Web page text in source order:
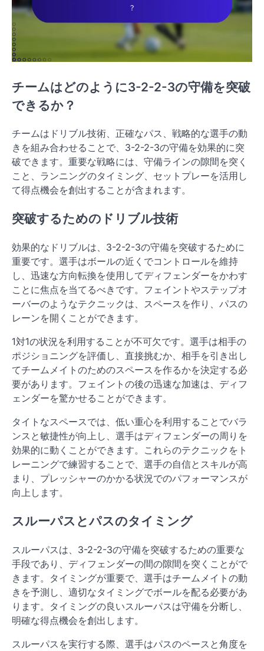
チームはどのように3-2-2-3の守備を突破
できるか？
チームはドリブル技術、正確なパス、戦略的な選手の動
きを組み合わせることで、3-2-2-3の守備を効果的に突
破できます。重要な戦略には、守備ラインの隙間を突く
こと、ランニングのタイミング、セットプレーを活用し
て得点機会を創出することが含まれます。
突破するためのドリブル技術
効果的なドリブルは、3-2-2-3の守備を突破するために
重要です。選手はボールの近くでコントロールを維持
し、迅速な方向転換を使用してディフェンダーをかわす
ことに焦点を当てるべきです。フェイントやステップオ
ーバーのようなテクニックは、スペースを作り、パスの
レーンを開くことができます。
1対1の状況を利用することが不可欠です。選手は相手の
ポジショニングを評価し、直接挑むか、相手を引き出し
てチームメイトのためのスペースを作るかを決定する必
要があります。フェイントの後の迅速な加速は、ディフ
ェンダーを驚かせることができます。
タイトなスペースでは、低い重心を利用することでバラ
ンスと敏捷性が向上し、選手はディフェンダーの周りを
効果的に動くことができます。これらのテクニックをト
レーニングで練習することで、選手の自信とスキルが高
まり、プレッシャーのかかる状況でのパフォーマンスが
向上します。
スルーパスとパスのタイミング
スルーパスは、3-2-2-3の守備を突破するための重要な
手段であり、ディフェンダーの間の隙間を突くことがで
きます。タイミングが重要で、選手はチームメイトの動
きを予測し、適切なタイミングでボールを配る必要があ
ります。タイミングの良いスルーパスは守備を分断し、
明確な得点機会を創出します。
スルーパスを実行する際、選手はパスのペースと角度を